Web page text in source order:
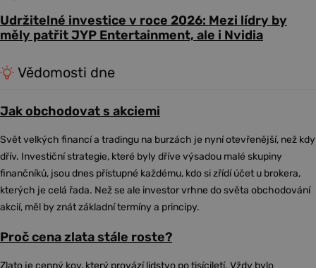
Udržitelné investice v roce 2026: Mezi lídry by
měly patřit JYP Entertainment, ale i Nvidia
Vědomosti dne
Jak obchodovat s akciemi
Svět velkých financí a tradingu na burzách je nyní otevřenější, než kdy
dřív. Investiční strategie, které byly dříve výsadou malé skupiny
finančníků, jsou dnes přístupné každému, kdo si zřídí účet u brokera,
kterých je celá řada. Než se ale investor vrhne do světa obchodování
akcií, měl by znát základní termíny a principy.
Proč cena zlata stále roste?
Zlato je cenný kov, který provází lidstvo po tisíciletí. Vždy bylo